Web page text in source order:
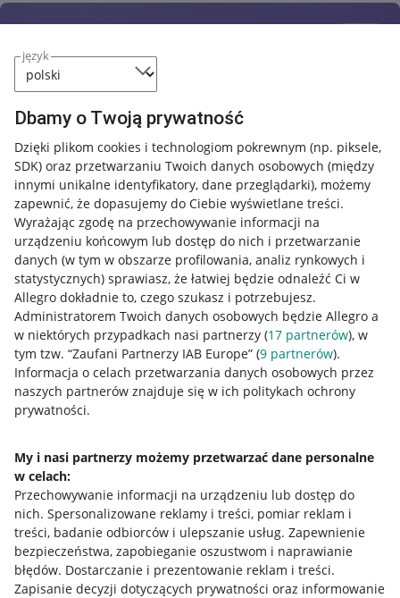
język
Dbamy o Twoją prywatność
Dzięki plikom cookies i technologiom pokrewnym (np. piksele,
SDK) oraz przetwarzaniu Twoich danych osobowych (między
innymi unikalne identyfikatory, dane przeglądarki), możemy
zapewnić, że dopasujemy do Ciebie wyświetlane treści.
Wyrażając zgodę na przechowywanie informacji na
urządzeniu końcowym lub dostęp do nich i przetwarzanie
danych (w tym w obszarze profilowania, analiz rynkowych i
statystycznych) sprawiasz, że łatwiej będzie odnaleźć Ci w
Allegro dokładnie to, czego szukasz i potrzebujesz.
Administratorem Twoich danych osobowych będzie Allegro a
w niektórych przypadkach nasi partnerzy (17 partnerów), w
tym tzw. “Zaufani Partnerzy IAB Europe” (9 partnerów).
Informacja o celach przetwarzania danych osobowych przez
naszych partnerów znajduje się w ich politykach ochrony
prywatności.
My i nasi partnerzy możemy przetwarzać dane personalne
w celach:
Przechowywanie informacji na urządzeniu lub dostęp do
nich. Spersonalizowane reklamy i treści, pomiar reklam i
treści, badanie odbiorców i ulepszanie usług. Zapewnienie
bezpieczeństwa, zapobieganie oszustwom i naprawianie
błędów. Dostarczanie i prezentowanie reklam i treści.
Zapisanie decyzji dotyczących prywatności oraz informowanie
Przydatne informacje
Jak to działa
Allegro Gadane dla sprzedających
Allegro Gadane dla kupujących
Mapa miejscowości
Informacje prawne